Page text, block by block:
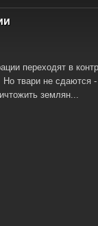
переходят в
Но твари не cдаются
землян...